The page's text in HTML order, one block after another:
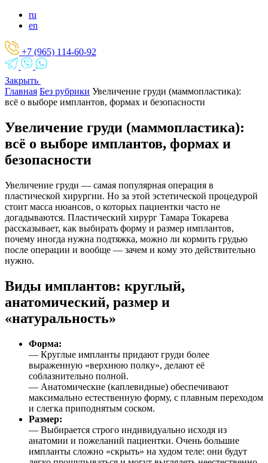
ru
en
+7 (965) 114-60-92
Закрыть
Главная Без рубрики Увеличение груди (маммопластика):
всё о выборе имплантов, формах и безопасности
Увеличение груди (маммопластика):
всё о выборе имплантов, формах и
безопасности
Увеличение груди — самая популярная операция в
пластической хирургии. Но за этой эстетической процедурой
стоит масса нюансов, о которых пациентки часто не
догадываются. Пластический хирург Тамара Токарева
рассказывает, как выбирать форму и размер имплантов,
почему иногда нужна подтяжка, можно ли кормить грудью
после операции и вообще — зачем и кому это действительно
нужно.
Виды имплантов: круглый,
анатомический, размер и
«натуральность»
Форма:
— Круглые импланты придают груди более
выраженную «верхнюю полку», делают её
соблазнительно полной.
— Анатомические (каплевидные) обеспечивают
максимально естественную форму, с плавным переходом
и слегка приподнятым соском.
Размер:
— Выбирается строго индивидуально исходя из
анатомии и пожеланий пациентки. Очень большие
импланты сложно «скрыть» на худом теле: они будут